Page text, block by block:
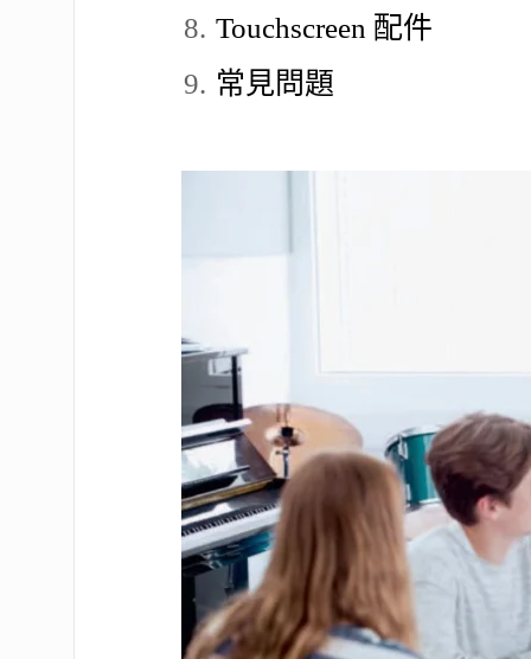
Touchscreen 配件
常見問題